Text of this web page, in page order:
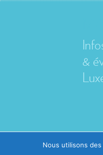
&
Nous utilisons